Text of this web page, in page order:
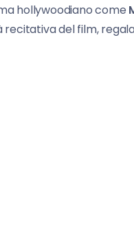
hollywoodiano come
del film,